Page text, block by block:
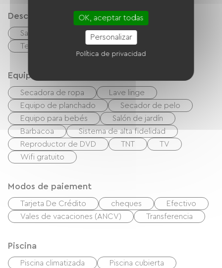
Descripción
Sala de estar / Salón
Terreno privado cercado
Terraza
Equipos
Secadora de ropa
Lave linge
Equipo de planchado
Secador de pelo
Equipo para bebés
Salón de jardín
Barbacoa
Sistema de alta fidelidad
Reproductor de DVD
TNT
TV
Wifi gratuito
Modos de paiement
Tarjeta De Crédito cheques
Efectivo
Vales de vacaciones (ANCV)
Transferencia
Piscina
Piscina climatizada
Piscina cubierta
OK, aceptar todas
Personalizar
Política de privacidad